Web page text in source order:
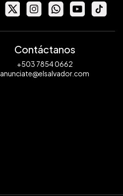
Contáctanos
+503 7854 0662
anunciate@elsalvador.com